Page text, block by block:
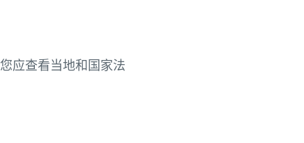
应查看当地和国家法